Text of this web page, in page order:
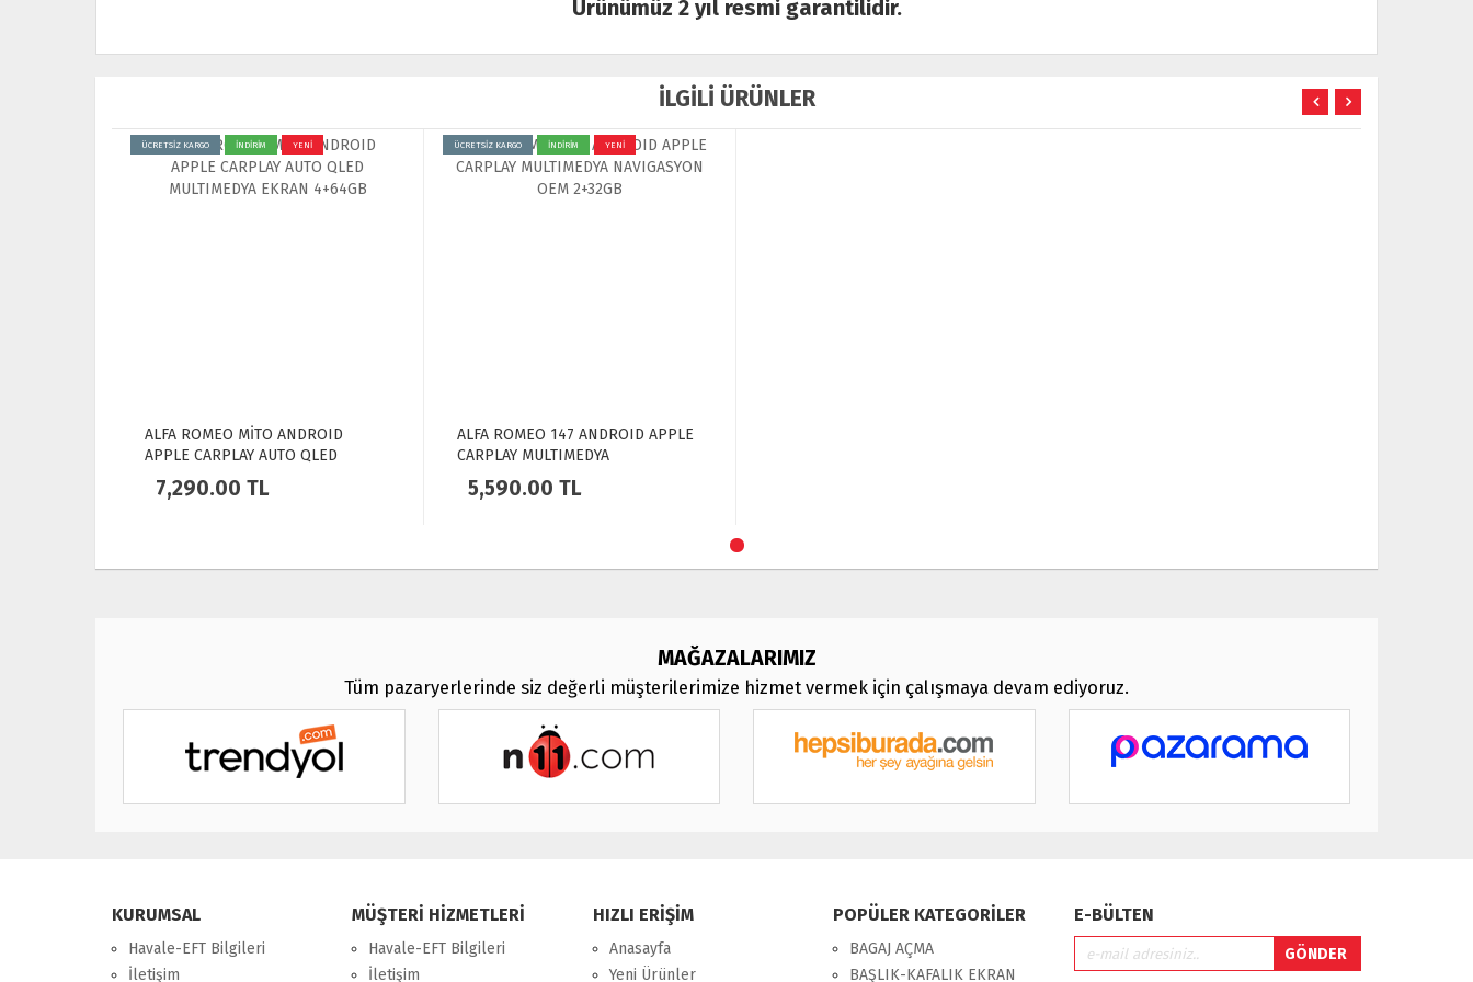
Ürünümüz 2 yıl resmi garantilidir.
İLGİLİ ÜRÜNLER
ÜCRETSİZ KARGO İNDİRİM YENİ
ALFA ROMEO MİTO ANDROID
APPLE CARPLAY AUTO QLED
MULTIMEDYA EKRAN 4+64GB
7,290.00 TL
ÜCRETSİZ KARGO İNDİRİM YENİ
ALFA ROMEO 147 ANDROID APPLE
CARPLAY MULTIMEDYA
NAVIGASYON OEM 2+32GB
5,590.00 TL
MAĞAZALARIMIZ
Tüm pazaryerlerinde siz değerli müşterilerimize hizmet vermek için çalışmaya devam ediyoruz.
KURUMSAL
Havale-EFT Bilgileri
İletişim
MÜŞTERİ HİZMETLERİ
Havale-EFT Bilgileri
İletişim
HIZLI ERİŞİM
Anasayfa
Yeni Ürünler
POPÜLER KATEGORİLER
BAGAJ AÇMA
BAŞLIK-KAFALIK EKRAN
E-BÜLTEN